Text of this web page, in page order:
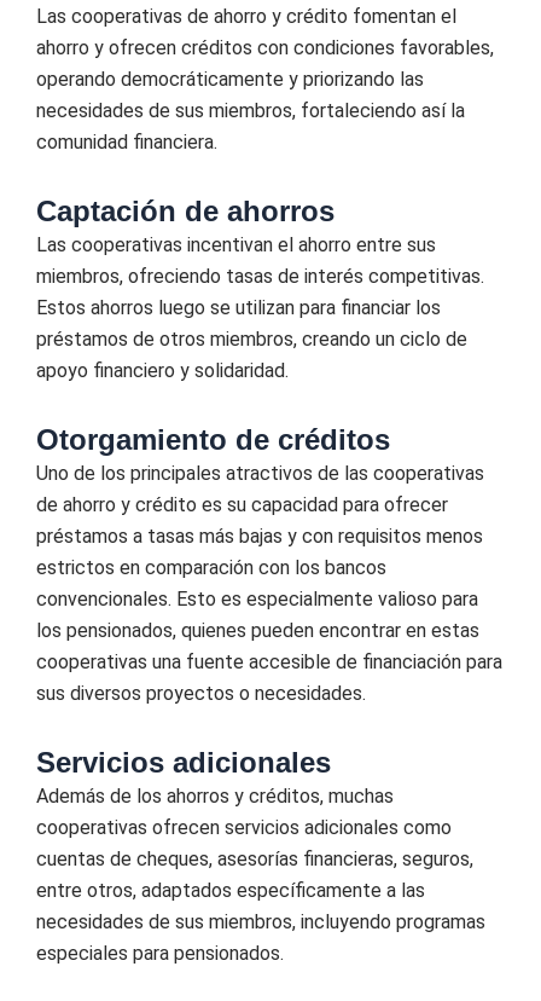
Las cooperativas de ahorro y crédito fomentan el
ahorro y ofrecen créditos con condiciones favorables,
operando democráticamente y priorizando las
necesidades de sus miembros, fortaleciendo así la
comunidad financiera.
Captación de ahorros
Las cooperativas incentivan el ahorro entre sus
miembros, ofreciendo tasas de interés competitivas.
Estos ahorros luego se utilizan para financiar los
préstamos de otros miembros, creando un ciclo de
apoyo financiero y solidaridad.
Otorgamiento de créditos
Uno de los principales atractivos de las cooperativas
de ahorro y crédito es su capacidad para ofrecer
préstamos a tasas más bajas y con requisitos menos
estrictos en comparación con los bancos
convencionales. Esto es especialmente valioso para
los pensionados, quienes pueden encontrar en estas
cooperativas una fuente accesible de financiación para
sus diversos proyectos o necesidades.
Servicios adicionales
Además de los ahorros y créditos, muchas
cooperativas ofrecen servicios adicionales como
cuentas de cheques, asesorías financieras, seguros,
entre otros, adaptados específicamente a las
necesidades de sus miembros, incluyendo programas
especiales para pensionados.